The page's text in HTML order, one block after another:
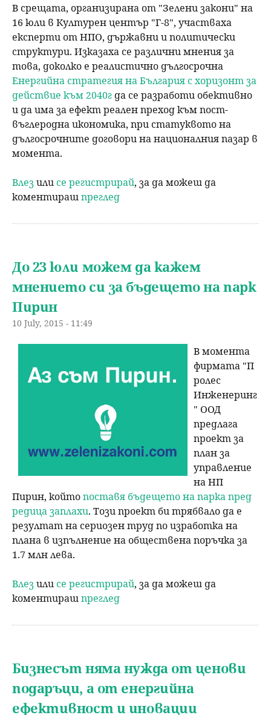
В срещата, организирана от "Зелени закони" на
16 юли в Културен център "Г-8", участваха
експерти от НПО, държавни и политически
структури. Изказаха се различни мнения за
това, доколко е реалистично дългосрочна
Енергийна стратегия на България с хоризонт за
действие към 2040г да се разработи обективно
и да има за ефект реален преход към пост-
въглеродна икономика, при статуквото на
дългосрочните договори на националния пазар в
момента.
Влезили се регистрирай, за да можеш да
коментирашпреглед
До 23 юли можем да кажем
мнението си за бъдещето на парк
Пирин
10 July, 2015 - 11:49
В момента
фирмата "П
ролес
Инженеринг
" ООД
предлага
проект за
план за
управление
на НП
Пирин, койтопоставя бъдещето на парка пред
редица заплахи. Този проект би трябвало да е
резултат на сериозен труд по изработка на
плана в изпълнение на обществена поръчка за
1.7 млн лева.
Влезили се регистрирай, за да можеш да
коментирашпреглед
Бизнесът няма нужда от ценови
подаръци, а от енергийна
ефективност и иновации